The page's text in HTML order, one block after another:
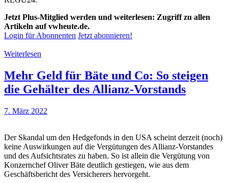
Jetzt Plus-Mitglied werden und weiterlesen: Zugriff zu allen
Artikeln auf vwheute.de.
Login für Abonnenten Jetzt abonnieren!
Weiterlesen
Mehr Geld für Bäte und Co: So steigen
die Gehälter des Allianz-Vorstands
7. März 2022
Der Skandal um den Hedgefonds in den USA scheint derzeit (noch)
keine Auswirkungen auf die Vergütungen des Allianz-Vorstandes
und des Aufsichtsrates zu haben. So ist allein die Vergütung von
Konzernchef Oliver Bäte deutlich gestiegen, wie aus dem
Geschäftsbericht des Versicherers hervorgeht.